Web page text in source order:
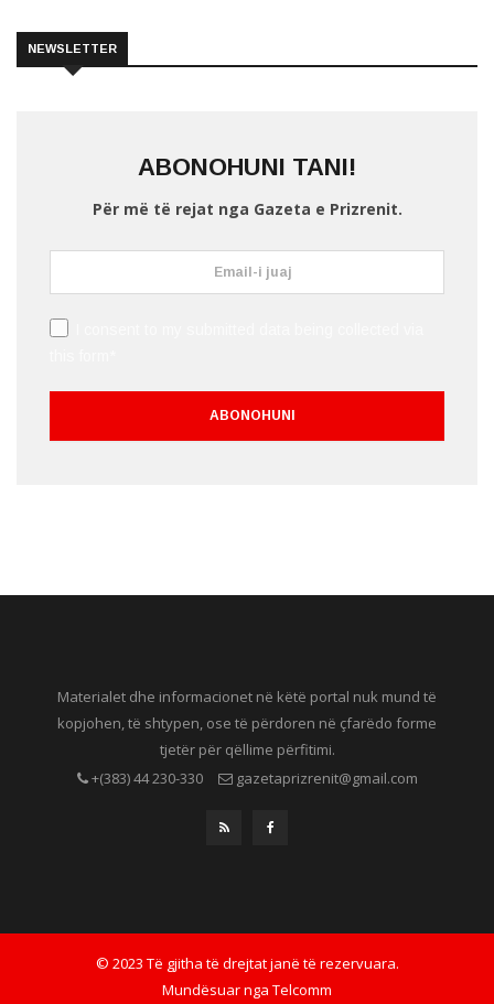
NEWSLETTER
ABONOHUNI TANI!
Për më të rejat nga Gazeta e Prizrenit.
Materialet dhe informacionet në këtë portal nuk mund të
kopjohen, të shtypen, ose të përdoren në çfarëdo forme
tjetër për qëllime përfitimi.
+(383) 44 230-330
gazetaprizrenit@gmail.com
© 2023 Të gjitha të drejtat janë të rezervuara.
Mundësuar nga Telcomm